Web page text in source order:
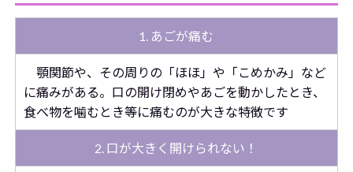
1. あごが痛む
顎関節や、その周りの「ほほ」や「こめかみ」など
に痛みがある。口の開け閉めやあごを動かしたとき、
食べ物を噛むとき等に痛むのが大きな特徴です
2. 口が大きく開けられない！